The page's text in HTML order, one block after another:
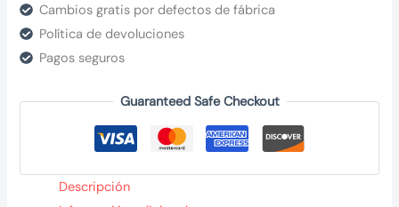
Cambios gratis por defectos de fábrica
Política de devoluciones
Pagos seguros
Guaranteed Safe Checkout
Descripción